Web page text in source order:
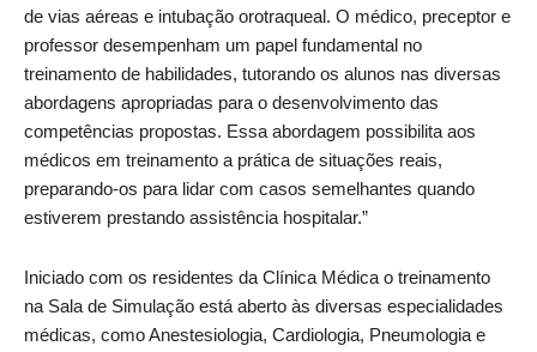
de vias aéreas e intubação orotraqueal. O médico, preceptor e
professor desempenham um papel fundamental no
treinamento de habilidades, tutorando os alunos nas diversas
abordagens apropriadas para o desenvolvimento das
competências propostas. Essa abordagem possibilita aos
médicos em treinamento a prática de situações reais,
preparando-os para lidar com casos semelhantes quando
estiverem prestando assistência hospitalar.”
Iniciado com os residentes da Clínica Médica o treinamento
na Sala de Simulação está aberto às diversas especialidades
médicas, como Anestesiologia, Cardiologia, Pneumologia e